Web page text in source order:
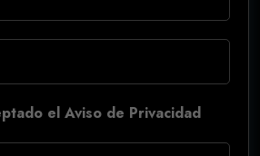
el Aviso de Privacidad